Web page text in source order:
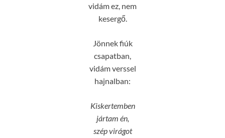
vidám ez, nem
kesergő.
Jönnek fiúk
csapatban,
vidám verssel
hajnalban:
Kiskertemben
jártam én,
szép virágot